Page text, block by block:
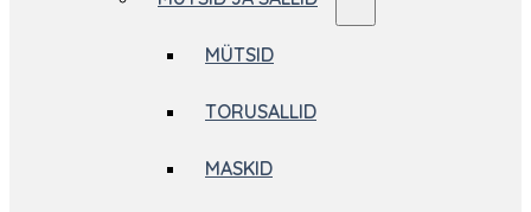
MÜTSID
TORUSALLID
MASKID